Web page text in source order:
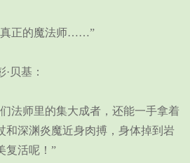
正的魔法师……”
贝基：
师里的集大成者，还能一手拿着
和深渊炎魔近身肉搏，身体掉到岩
复活呢！”